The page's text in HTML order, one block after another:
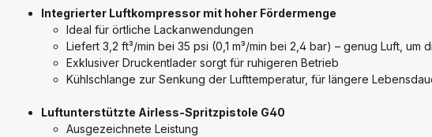
Integrierter Luftkompressor mit hoher Fördermenge
Ideal für örtliche Lackanwendungen
Liefert 3,2 ft³/min bei 35 psi (0,1 m³/min bei 2,4 bar) – genug Luft,
Exklusiver Druckentlader sorgt für ruhigeren Betrieb
Kühlschlange zur Senkung der Lufttemperatur, für längere
Luftunterstützte Airless-Spritzpistole G40
Ausgezeichnete Leistung